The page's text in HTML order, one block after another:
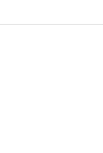
PLASTIM